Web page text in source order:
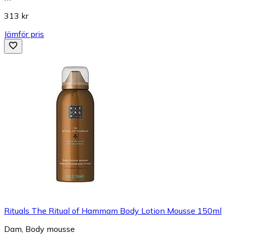
313 kr
Jämför pris
Rituals The Ritual of Hammam Body Lotion Mousse 150ml
Dam, Body mousse